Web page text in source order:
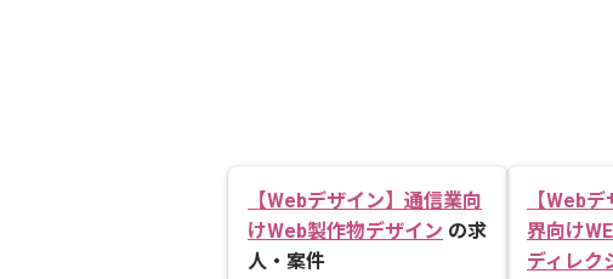
【Webデザイン】通信業向
けWeb製作物デザイン の求
人・案件
【Web
界向け
ディレク